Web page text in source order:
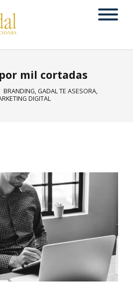
mil cortadas
BRANDING, GADAL TE ASESORA,
DIGITAL